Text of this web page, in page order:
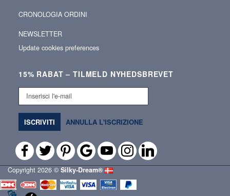
CRONOLOGIA ORDINI
NEWSLETTER
Update cookies preferences
15% RABAT – TILMELD NYHEDSBREVET
Inserisci
mail
ISCRIVITI ANNULLA L'ISCRIZIONE
Copyright 2026 © Silky‑Dream®